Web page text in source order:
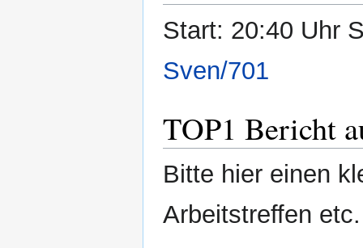
Start: 20:40 Uhr
Sven/701
TOP1 Bericht
Bitte hier einen
Arbeitstreffen